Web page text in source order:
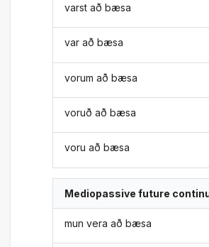
varst að bæsa
var að bæsa
vorum að bæsa
voruð að bæsa
voru að bæsa
Mediopassive future
mun vera að bæsa